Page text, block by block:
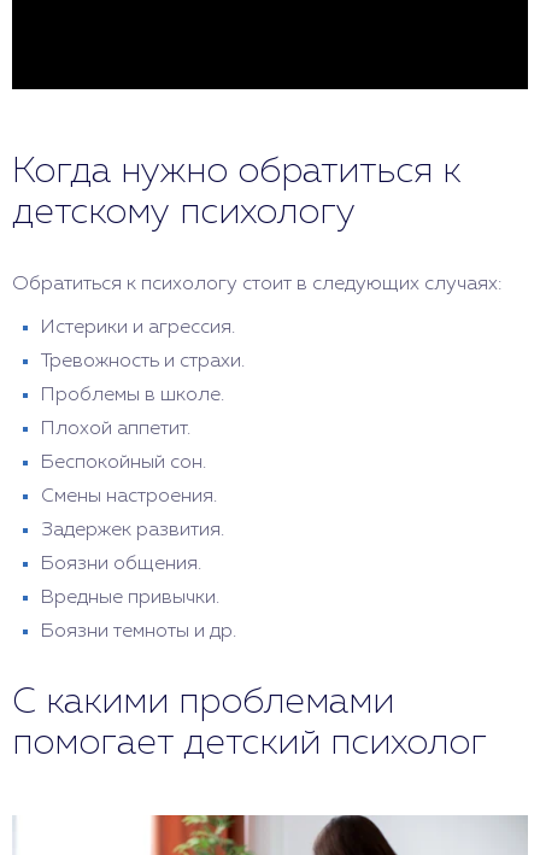
Когда нужно обратиться к
детскому психологу
Обратиться к психологу стоит в следующих случаях:
Истерики и агрессия.
Тревожность и страхи.
Проблемы в школе.
Плохой аппетит.
Беспокойный сон.
Смены настроения.
Задержек развития.
Боязни общения.
Вредные привычки.
Боязни темноты и др.
С какими проблемами
помогает детский психолог